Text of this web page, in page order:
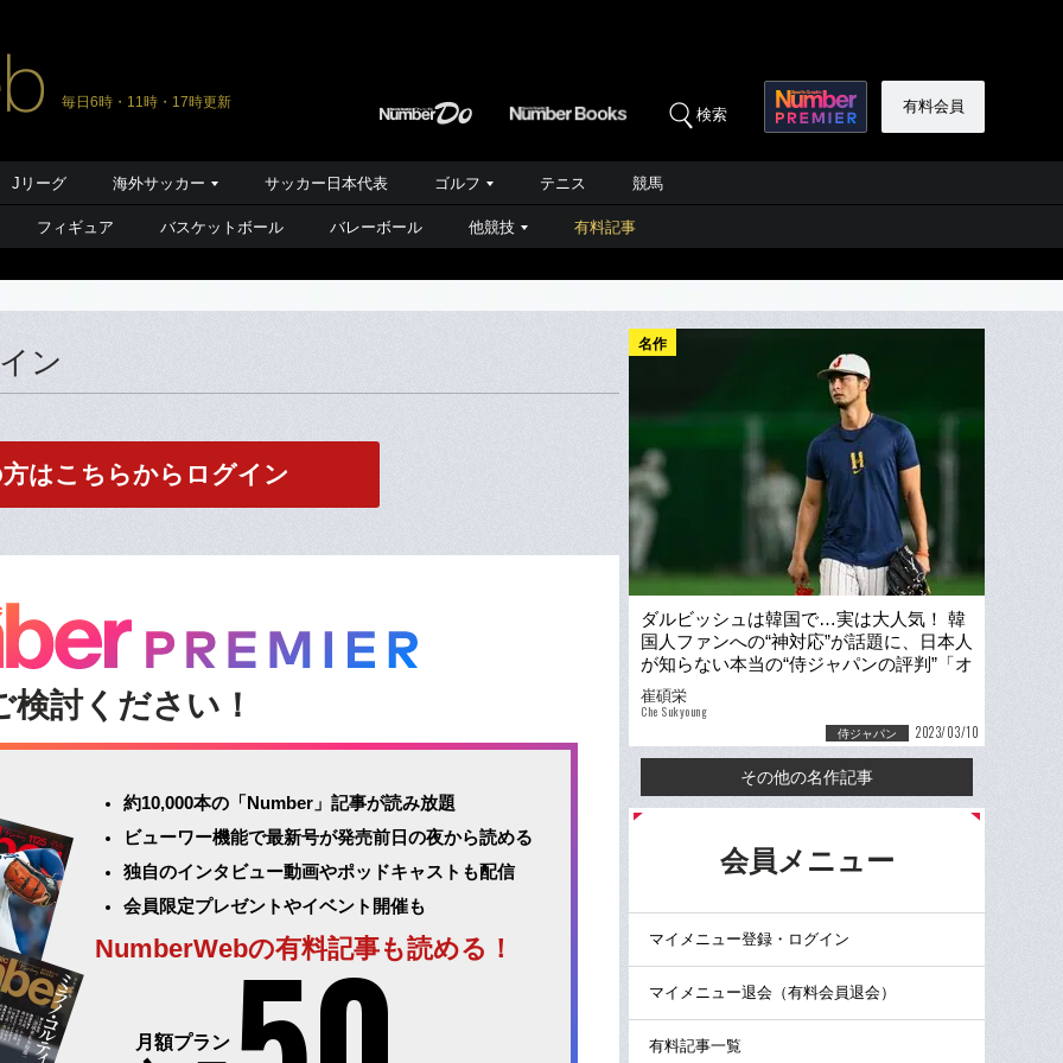
毎日6時・11時・17時更新
検索 有料会員
Jリーグ 海外サッカー サッカー日本代表 ゴルフ テニス 競馬
フィギュア バスケットボール バレーボール 他競技 有料記事
ン
はこちらからログイン
検討ください！
約10,000本の「Number」記事が読み放題
ビューワー機能で最新号が発売前日の夜から読める
独自のインタビュー動画やポッドキャストも配信
会員限定プレゼントやイベント開催も
NumberWebの有料記事も読める！
月額プラン
名作
ダルビッシュは韓国で…実は大人気！ 韓
国人ファンへの“神対応”が話題に、日本人
が知らない本当の“侍ジャパンの評判”「オ
オタニは目標達成シートも有名」
崔碩栄
Che Sukyoung
侍ジャパン 2023/03/10
その他の名作記事
会員メニュー
マイメニュー登録・ログイン
マイメニュー退会（有料会員退会）
有料記事一覧